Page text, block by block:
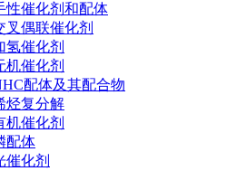
性催化剂和配体
叉偶联催化剂
氢催化剂
机催化剂
配体及其配合物
烃复分解
机催化剂
配体
催化剂